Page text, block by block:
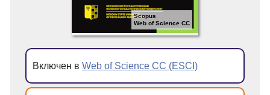
Scopus
Web of Science CC
Включен в Web of Science CC (ESCI)